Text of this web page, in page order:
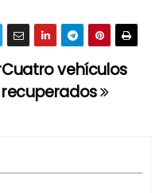
Cuatro vehículos
recuperados